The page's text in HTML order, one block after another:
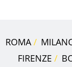
ROMA
FIRENZE